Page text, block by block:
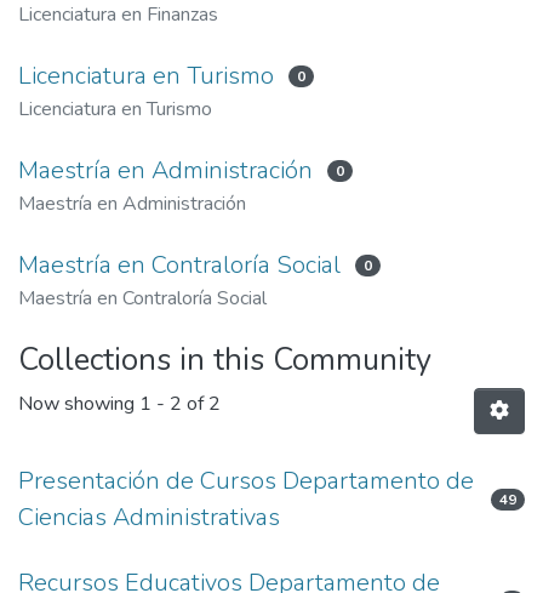
Licenciatura en Finanzas
Licenciatura en Turismo 0
Licenciatura en Turismo
Maestría en Administración 0
Maestría en Administración
Maestría en Contraloría Social 0
Maestría en Contraloría Social
Collections in this Community
Now showing 1 - 2 of 2
Presentación de Cursos Departamento de
Ciencias Administrativas
49
Recursos Educativos Departamento de